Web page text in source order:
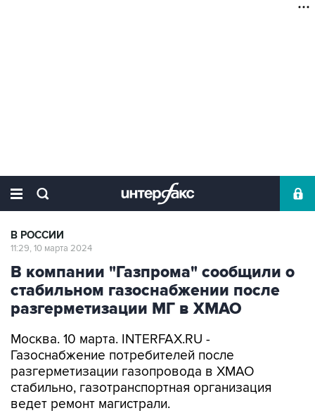
В РОССИИ
11:29, 10 марта 2024
В компании "Газпрома" сообщили о
стабильном газоснабжении после
разгерметизации МГ в ХМАО
Москва. 10 марта. INTERFAX.RU -
Газоснабжение потребителей после
разгерметизации газопровода в ХМАО
стабильно, газотранспортная организация
ведет ремонт магистрали.